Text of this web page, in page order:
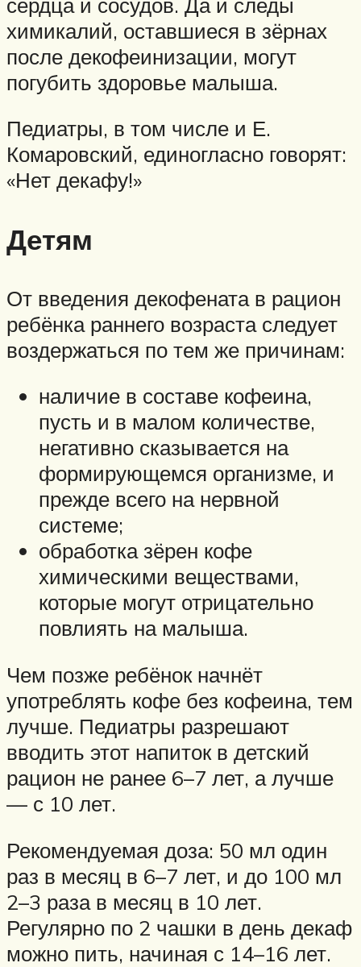
химикалий, оставшиеся в зёрнах
после декофеинизации, могут
погубить здоровье малыша.
Педиатры, в том числе и Е.
Комаровский, единогласно говорят:
«Нет декафу!»
Детям
От введения декофената в рацион
ребёнка раннего возраста следует
воздержаться по тем же причинам:
наличие в составе кофеина,
пусть и в малом количестве,
негативно сказывается на
формирующемся организме, и
прежде всего на нервной
системе;
обработка зёрен кофе
химическими веществами,
которые могут отрицательно
повлиять на малыша.
Чем позже ребёнок начнёт
употреблять кофе без кофеина, тем
лучше. Педиатры разрешают
вводить этот напиток в детский
рацион не ранее 6–7 лет, а лучше
— с 10 лет.
Рекомендуемая доза: 50 мл один
раз в месяц в 6–7 лет, и до 100 мл
2–3 раза в месяц в 10 лет.
Регулярно по 2 чашки в день декаф
можно пить, начиная с 14–16 лет.